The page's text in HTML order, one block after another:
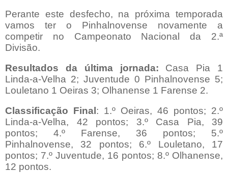
Perante este desfecho, na próxima temporada
vamos ter o Pinhalnovense novamente a
competir no Campeonato Nacional da 2.ª
Divisão.
Resultados da última jornada: Casa Pia 1
Linda-a-Velha 2; Juventude 0 Pinhalnovense 5;
Louletano 1 Oeiras 3; Olhanense 1 Farense 2.
Classificação Final : 1.º Oeiras, 46 pontos; 2.º
Linda-a-Velha, 42 pontos; 3.º Casa Pia, 39
pontos; 4.º Farense, 36 pontos; 5.º
Pinhalnovense, 32 pontos; 6.º Louletano, 17
pontos; 7.º Juventude, 16 pontos; 8.º Olhanense,
12 pontos.